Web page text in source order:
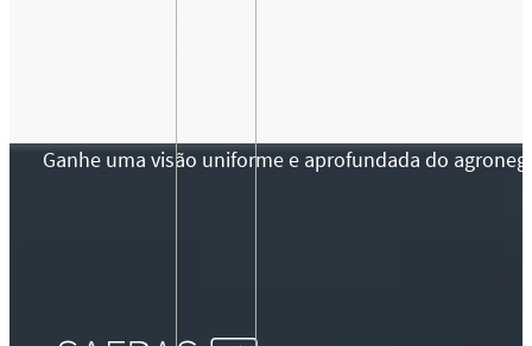
Ganhe uma visão uniforme e aprofundada do